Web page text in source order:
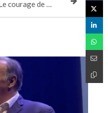
COVID 19 – Leçon n° 8 – Le courage de ces femmes-la